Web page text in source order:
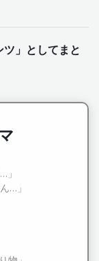
」としてまと
」
…」